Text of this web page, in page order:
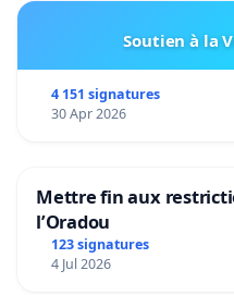
Soutien à la
4 151 signatures
30 Apr 2026
Mettre fin aux
l’Oradou
123 signatures
4 Jul 2026